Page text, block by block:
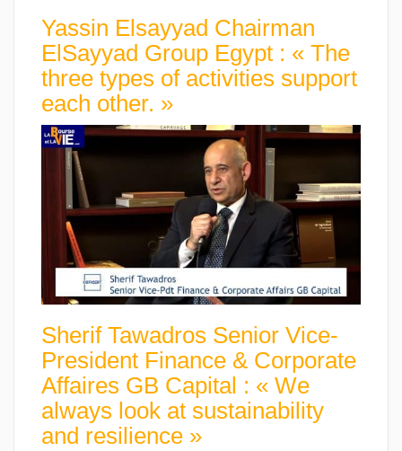
Yassin Elsayyad Chairman
ElSayyad Group Egypt : « The
three types of activities support
each other. »
Sherif Tawadros Senior Vice-
President Finance & Corporate
Affaires GB Capital : « We
always look at sustainability
and resilience »